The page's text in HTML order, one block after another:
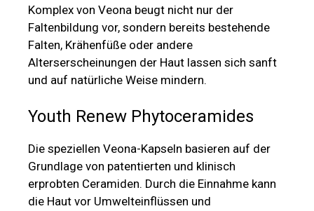
Komplex von Veona beugt nicht nur der
Faltenbildung vor, sondern bereits bestehende
Falten, Krähenfüße oder andere
Alterserscheinungen der Haut lassen sich sanft
und auf natürliche Weise mindern.
Youth Renew Phytoceramides
Die speziellen Veona-Kapseln basieren auf der
Grundlage von patentierten und klinisch
erprobten Ceramiden. Durch die Einnahme kann
die Haut vor Umwelteinflüssen und